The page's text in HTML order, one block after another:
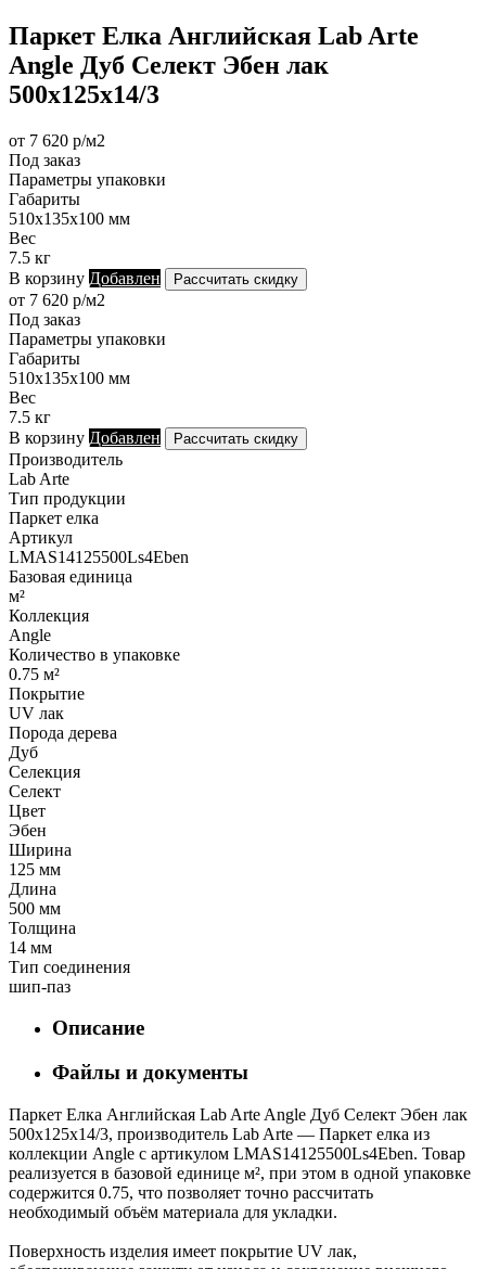
Паркет Елка Английская Lab Arte
Angle Дуб Селект Эбен лак
500х125х14/3
от 7 620 р/м2
Под заказ
Параметры упаковки
Габариты
510х135х100 мм
Вес
7.5 кг
В корзину Добавлен Рассчитать скидку
от 7 620 р/м2
Под заказ
Параметры упаковки
Габариты
510х135х100 мм
Вес
7.5 кг
В корзину Добавлен Рассчитать скидку
Производитель
Lab Arte
Тип продукции
Паркет елка
Артикул
LMAS14125500Ls4Eben
Базовая единица
м²
Коллекция
Angle
Количество в упаковке
0.75 м²
Покрытие
UV лак
Порода дерева
Дуб
Селекция
Селект
Цвет
Эбен
Ширина
125 мм
Длина
500 мм
Толщина
14 мм
Тип соединения
шип-паз
Описание
Файлы и документы
Паркет Елка Английская Lab Arte Angle Дуб Селект Эбен лак
500х125х14/3, производитель Lab Arte — Паркет елка из
коллекции Angle с артикулом LMAS14125500Ls4Eben. Товар
реализуется в базовой единице м², при этом в одной упаковке
содержится 0.75, что позволяет точно рассчитать
необходимый объём материала для укладки.
Поверхность изделия имеет покрытие UV лак,